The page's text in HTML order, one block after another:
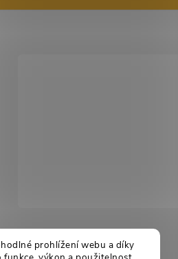
prohlížení webu a díky